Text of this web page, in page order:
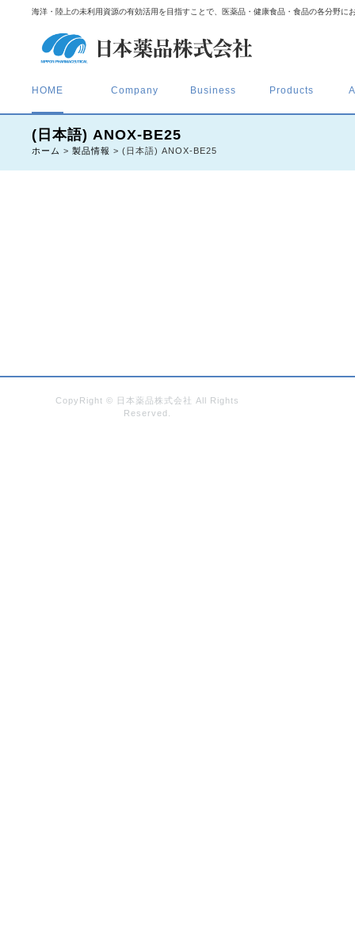
海洋・陸上の未利用資源の有効活用を目指すことで、医薬品・健康食品・食品の各分野に
HOME Company Business Products
(日本語) ANOX-BE25
ホーム > 製品情報 > (日本語) ANOX-BE25
CopyRight © 日本薬品株式会社 All Rights
Reserved.